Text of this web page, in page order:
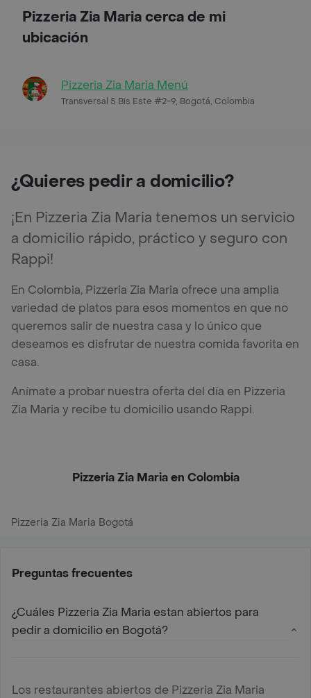
Pizzeria Zia Maria cerca de mi
ubicación
Pizzeria Zia Maria Menú
Transversal 5 Bis Este #2-9, Bogotá, Colombia
¿Quieres pedir a domicilio?
¡En Pizzeria Zia Maria tenemos un servicio
a domicilio rápido, práctico y seguro con
Rappi!
En Colombia, Pizzeria Zia Maria ofrece una amplia
variedad de platos para esos momentos en que no
queremos salir de nuestra casa y lo único que
deseamos es disfrutar de nuestra comida favorita en
casa.
Anímate a probar nuestra oferta del día en Pizzeria
Zia Maria y recibe tu domicilio usando Rappi.
Pizzeria Zia Maria en Colombia
Pizzeria Zia Maria Bogotá
Preguntas frecuentes
¿Cuáles Pizzeria Zia Maria estan abiertos para
pedir a domicilio en Bogotá?
Los restaurantes abiertos de Pizzeria Zia Maria